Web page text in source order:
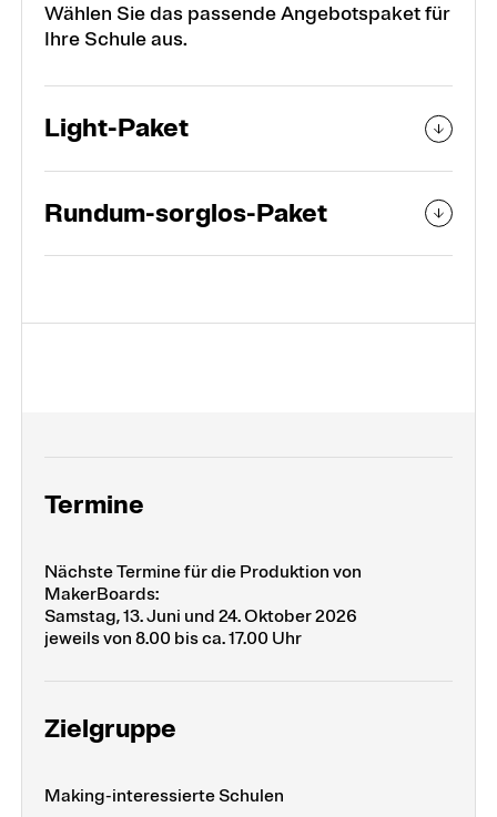
Wählen Sie das passende Angebotspaket für
Ihre Schule aus.
Light-Paket
Rundum-sorglos-Paket
Termine
Nächste Termine für die Produktion von
MakerBoards:
Samstag, 13. Juni und 24. Oktober 2026
jeweils von 8.00 bis ca. 17.00 Uhr
Zielgruppe
Making-interessierte Schulen